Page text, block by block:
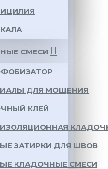
СМЕСИ
ДЛЯ МОЩЕНИЯ
КЛЕЙ
ЗАТИРКИ ДЛЯ ШВОВ
КЛАДОЧНЫЕ СМЕСИ